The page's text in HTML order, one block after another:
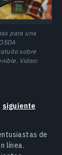
para una
sobre
Video:
siguiente
de
línea.